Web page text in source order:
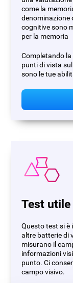
come la
denominazione
cognitive sono
per la memoria
Completando
punti di vista
sono le tue
Test
Questo test si è
altre batterie di
misurano il
informazioni
punto. Ci
campo visivo.